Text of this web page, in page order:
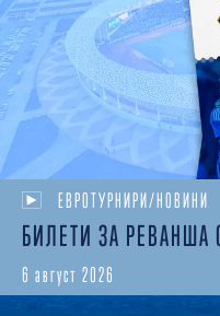
ЕВРОТУРНИРИ/НОВИНИ
БИЛЕТИ ЗА РЕВАНША
6 август 2026